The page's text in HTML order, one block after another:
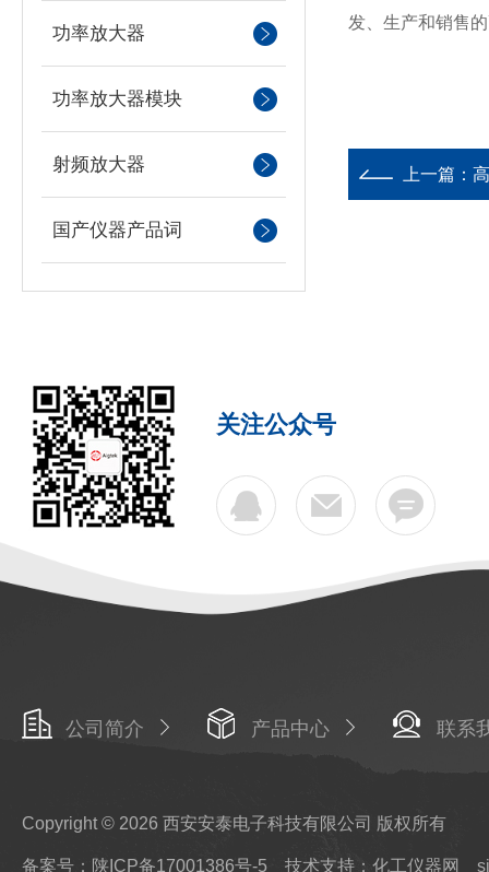
功率放大器
功率放大器模块
射频放大器
国产仪器产品词
发、生产和销售
上一篇：
关注公众号
公司简介 产品中心 联系
Copyright © 2026 西安安泰电子科技有限公司 版权所有
备案号：陕ICP备17001386号-5 技术支持：化工仪器网